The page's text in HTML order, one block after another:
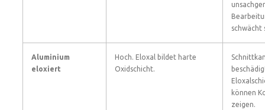
schwächt
Aluminium
eloxiert
Hoch. Eloxal bildet harte
Oxidschicht.
können
zeigen.